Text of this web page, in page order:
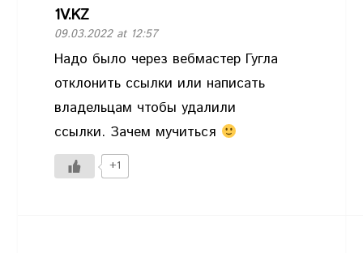
1V.KZ
09.03.2022 at 12:57
Надо было через вебмастер Гугла
отклонить ссылки или написать
владельцам чтобы удалили
ссылки. Зачем мучиться
+1